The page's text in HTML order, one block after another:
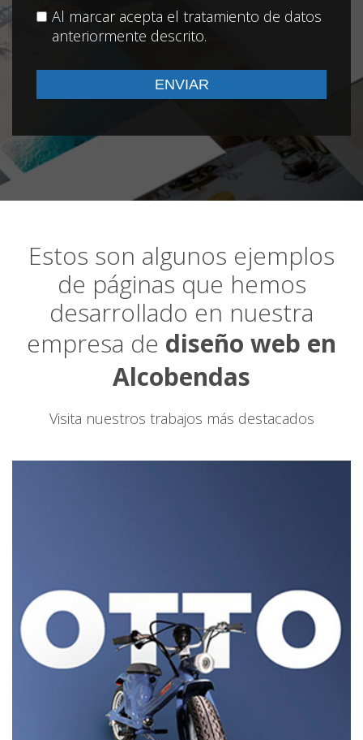
Al marcar acepta el tratamiento de datos
anteriormente descrito.
Estos son algunos ejemplos
de páginas que hemos
desarrollado en nuestra
empresa de diseño web en
Alcobendas
Visita nuestros trabajos más destacados